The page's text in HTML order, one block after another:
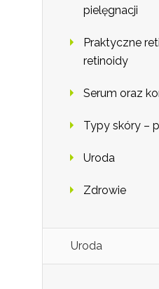
pielęgnacji
Praktyczne
retinoidy
Serum oraz
Typy skóry –
Uroda
Zdrowie
Uroda